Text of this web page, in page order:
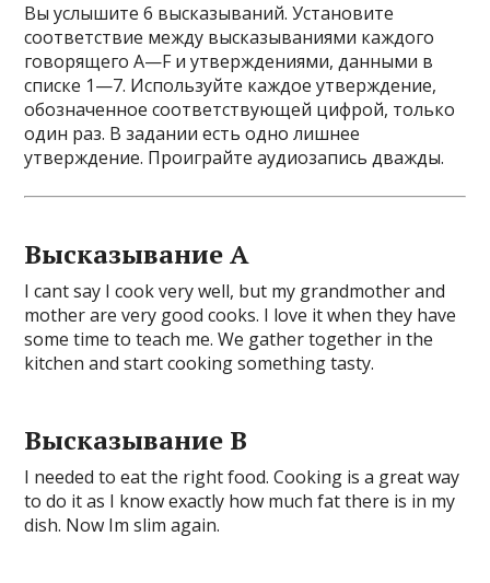
Вы услышите 6 высказываний. Установите
соответствие между высказываниями каждого
говорящего A—F и утверждениями, данными в
списке 1—7. Используйте каждое утверждение,
обозначенное соответствующей цифрой, только
один раз. В задании есть одно лишнее
утверждение. Проиграйте аудиозапись дважды.
Высказывание A
I cant say I cook very well, but my grandmother and
mother are very good cooks. I love it when they have
some time to teach me. We gather together in the
kitchen and start cooking something tasty.
Высказывание B
I needed to eat the right food. Cooking is a great way
to do it as I know exactly how much fat there is in my
dish. Now Im slim again.